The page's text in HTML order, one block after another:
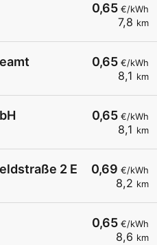
0,65 €/kWh
7,8 km
0,65 €/kWh
8,1 km
0,65 €/kWh
8,1 km
0,69 €/kWh
8,2 km
2 Einsiedl
0,65 €/kWh
8,6 km